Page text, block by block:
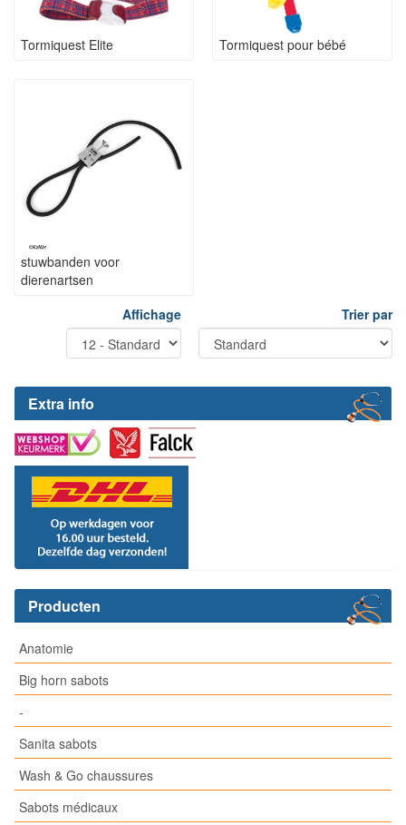
Extra info
Producten
Anatomie
Big horn sabots
-
Sanita sabots
Wash & Go chaussures
Sabots médicaux
Tormiquest Elite Tormiquest pour bébé
stuwbanden voor
dierenartsen
Affichage
Trier par